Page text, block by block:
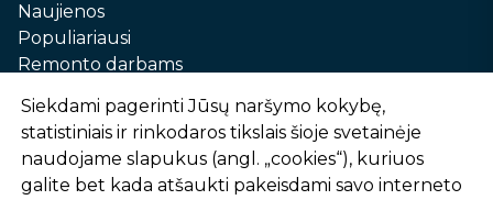
Naujienos
Populiariausi
Remonto darbams
Automobilių priežiūrai
Sodui ir daržui
Informacija
Siekdami pagerinti Jūsų naršymo kokybę,
statistiniais ir rinkodaros tikslais šioje svetainėje
naudojame slapukus (angl. „cookies“), kuriuos
galite bet kada atšaukti pakeisdami savo interneto